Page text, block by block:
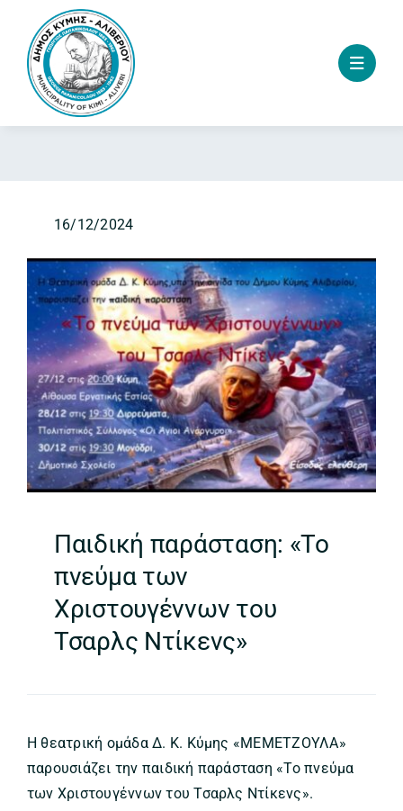
content
16/12/2024
Παιδική παράσταση: «Το
πνεύμα των
Χριστουγέννων του
Τσαρλς Ντίκενς»
Η θεατρική ομάδα Δ. Κ. Κύμης «ΜΕΜΕΤΖΟΥΛΑ»
παρουσιάζει την παιδική παράσταση «Το πνεύμα
των Χριστουγέννων του Τσαρλς Ντίκενς».